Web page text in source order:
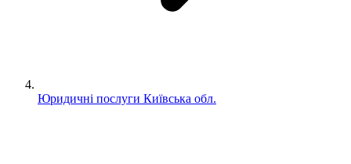
Юридичні послуги Київська обл.